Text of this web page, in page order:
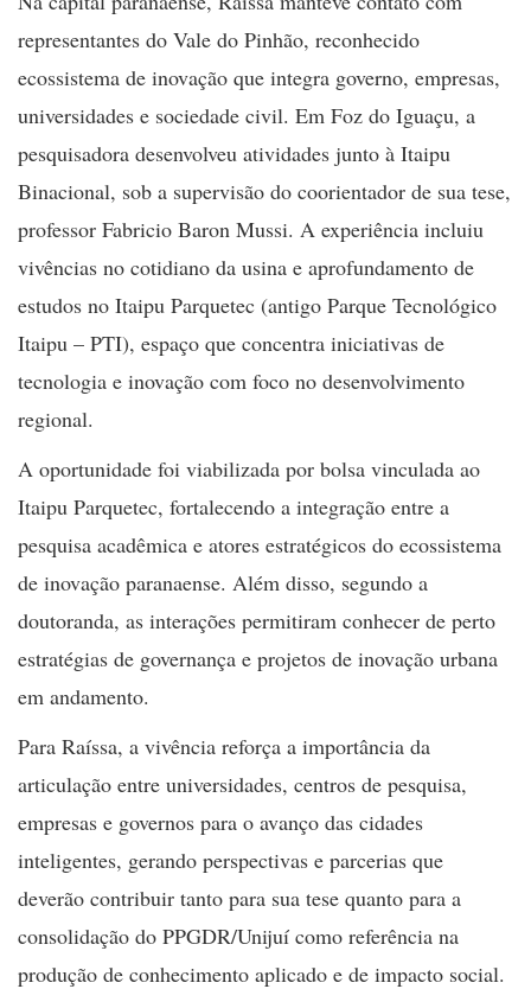
representantes do Vale do Pinhão, reconhecido
ecossistema de inovação que integra governo, empresas,
universidades e sociedade civil. Em Foz do Iguaçu, a
pesquisadora desenvolveu atividades junto à Itaipu
Binacional, sob a supervisão do coorientador de sua tese,
professor Fabricio Baron Mussi. A experiência incluiu
vivências no cotidiano da usina e aprofundamento de
estudos no Itaipu Parquetec (antigo Parque Tecnológico
Itaipu – PTI), espaço que concentra iniciativas de
tecnologia e inovação com foco no desenvolvimento
regional.
A oportunidade foi viabilizada por bolsa vinculada ao
Itaipu Parquetec, fortalecendo a integração entre a
pesquisa acadêmica e atores estratégicos do ecossistema
de inovação paranaense. Além disso, segundo a
doutoranda, as interações permitiram conhecer de perto
estratégias de governança e projetos de inovação urbana
em andamento.
Para Raíssa, a vivência reforça a importância da
articulação entre universidades, centros de pesquisa,
empresas e governos para o avanço das cidades
inteligentes, gerando perspectivas e parcerias que
deverão contribuir tanto para sua tese quanto para a
consolidação do PPGDR/Unijuí como referência na
produção de conhecimento aplicado e de impacto social.